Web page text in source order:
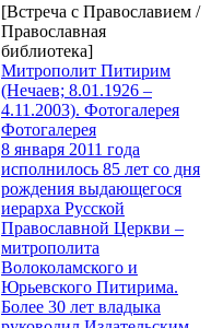
[Встреча с Православием /
Православная
библиотека]
Митрополит Питирим
(Нечаев; 8.01.1926 –
4.11.2003). Фотогалерея
Фотогалерея
8 января 2011 года
исполнилось 85 лет со дня
рождения выдающегося
иерарха Русской
Православной Церкви –
митрополита
Волоколамского и
Юрьевского Питирима.
Более 30 лет владыка